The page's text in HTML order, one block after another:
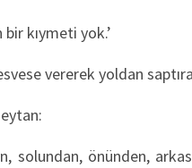
kıymeti yok.’
vererek yoldan
solundan, önünden,